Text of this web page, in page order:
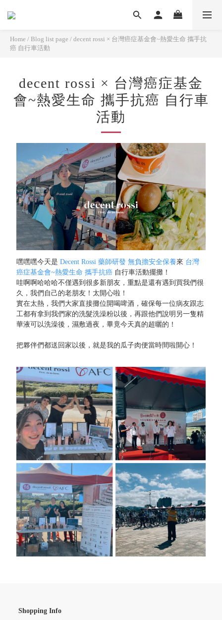
Home / Blog list page / decent rossi × 台灣癌症基金會~熱愛生命 攜手抗
癌 自行車活動
decent rossi × 台灣癌症基金
會~熱愛生命 攜手抗癌 自行車
活動
嘿嘿嘿今天是 Decent Rossi 藥師研發 無負擔安全保養來 台灣
癌症基金會~熱愛生命 攜手抗癌 自行車活動擺攤！
哇啊啊哈哈哈不僅遇到很多新朋友，重點是還有遇到買我們很
久，我們自己的老朋友！太開心啦！
實在太熱，我們大家直接攤位開喝啤酒，確保每一位病友跟志
工都有拿到我們家的洗髮洗澡粉以後，再跟他們說明另一隻精
華液可以洗澡後，濕敷過夜，畢竟今天真的超曬的！
把夥伴們都送回家以後，就是我的瓜子肉便當時間啦開心！
Shopping Info